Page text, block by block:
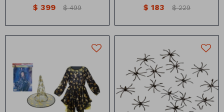
$ 399 $ 499 $ 183 $ 229
Disfraz de bruja incluye
vestido y bruja
Araña mini x20 unidades